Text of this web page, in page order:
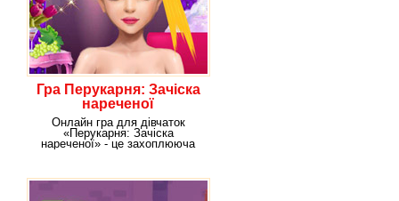
Гра Перукарня: Зачіска
нареченої
Онлайн гра для дівчаток
«Перукарня: Зачіска
нареченої» - це захоплююча